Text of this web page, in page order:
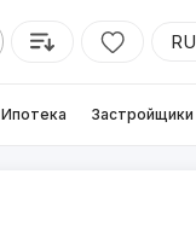
RU
Ипотека Застройщики